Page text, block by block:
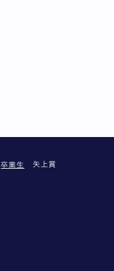
卒業生 矢上賞